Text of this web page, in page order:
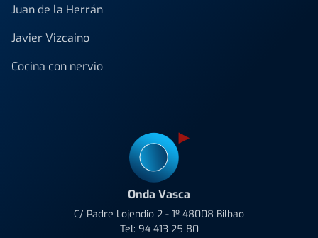
Juan de la Herrán
Javier Vizcaino
Cocina con nervio
Onda Vasca
C/ Padre Lojendio 2 - 1º 48008 Bilbao
Tel: 94 413 25 80